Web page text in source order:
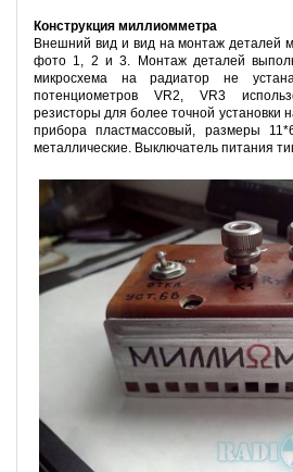
Конструкция миллиомметра
Внешний вид и вид на монтаж деталей
фото 1, 2 и 3. Монтаж деталей
микросхема на радиатор не
потенциометров VR2, VR3
резисторы для более точной установки
прибора пластмассовый, размеры
металлические. Выключатель питания